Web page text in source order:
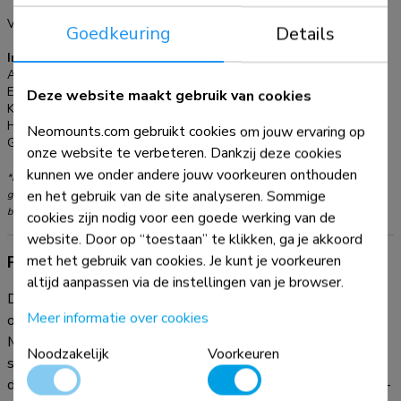
aan uw Neomounts trolley of muursteun. Daarnaast kan de
AFL55-800BL1 ook rechtstreeks aan de muur worden
gemonteerd, zonder het gebruik van een trolley of
muursteun.
inbegrepen
Verstellingstype:
Micro aanpassing
Informatie
Artikelnummer:
EAN:
8717371448622
Kleur:
Hoofdmateriaal:
Staal
Garantie:
*NB. De vermelde inch-maten zijn slechts een indicatie, gecombineerd met het
gewicht en de VESA-maten. Het maximale gewicht en de VESA-maat zijn absolute
beperkingen voor de producten en dienen niet te worden overschreden.
Productinformatie
De Neomounts AFL55-800BL1 adapter is speciaal
ontworpen om een Microsoft Surface Hub 85" 2S of
Microsoft Surface Hub 85" 3 scherm te bevestigen aan een
steun of trolley. De adapter kan gecombineerd worden met
de PLASMA-M2500BLACK, PLASMA-M2500SILVER, NM-
Goedkeuring Details
Deze website maakt gebruik van cookies
Neomounts.com gebruikt cookies om jouw ervaring op
onze website te verbeteren. Dankzij deze cookies
kunnen we onder andere jouw voorkeuren onthouden
en het gebruik van de site analyseren. Sommige
cookies zijn nodig voor een goede werking van de
website. Door op “toestaan” te klikken, ga je akkoord
met het gebruik van cookies. Je kunt je voorkeuren
altijd aanpassen via de instellingen van je browser.
Meer informatie over cookies
Noodzakelijk
Voorkeuren